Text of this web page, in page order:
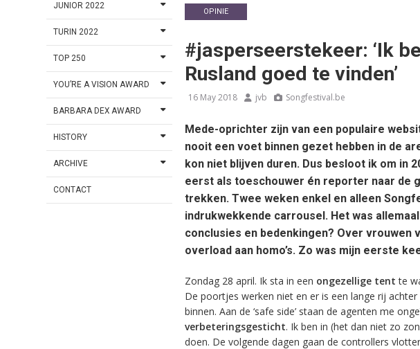
JUNIOR 2022
TURIN 2022
TOP 250
YOU’RE A VISION AWARD
BARBARA DEX AWARD
HISTORY
ARCHIVE
CONTACT
OPINIE
#jasperseerstekeer: ‘Ik
Rusland goed te vinden’
16 May 2018 jvb Songfestival.be
Mede-oprichter zijn van een populaire
nooit een voet binnen gezet hebben in de
kon niet blijven duren. Dus besloot ik om in
eerst als toeschouwer én reporter naar de
trekken. Twee weken enkel en alleen
indrukwekkende carrousel. Het was
conclusies en bedenkingen? Over
overload aan homo’s. Zo was mijn eerste
Zondag 28 april. Ik sta in een ongezellige tent te
De poortjes werken niet en er is een lange rij
binnen. Aan de ‘safe side’ staan de agenten me
verbeteringsgesticht. Ik ben in (het dan niet zo
doen. De volgende dagen gaan de controllers